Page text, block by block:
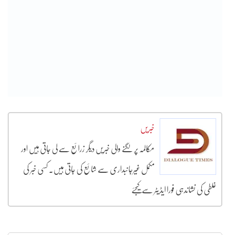
خبریں
مکالمہ پر لگنے والی خبریں دیگر زرائع سے لی جاتی ہیں اور
مکمل غیرجانبداری سے شائع کی جاتی ہیں۔ کسی خبر کی
غلطی کی نشاندہی فورا ایڈیٹر سے کیجئے